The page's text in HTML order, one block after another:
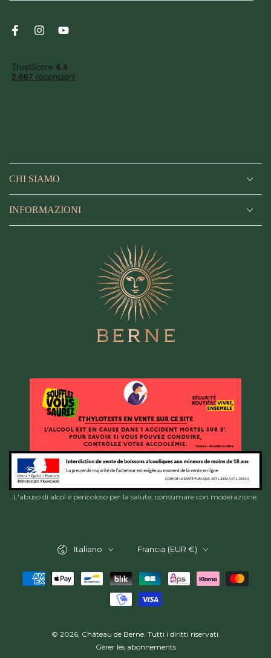
CHI SIAMO
INFORMAZIONI
FacebookInstagramYouTube
L'abuso di alcol è pericoloso per la salute, consumare con moderazione.
© 2026, Château de Berne. Tutti i diritti riservati.
Gérer les abonnements
Italiano
geografica
Francia (EUR €)
Modalità